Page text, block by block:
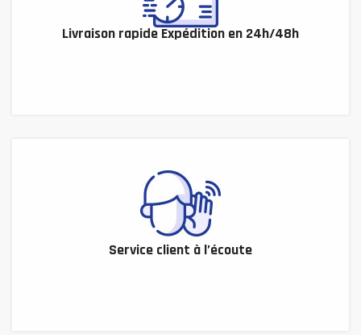
Livraison rapide Expédition en 24h/48h
Service client à l’écoute